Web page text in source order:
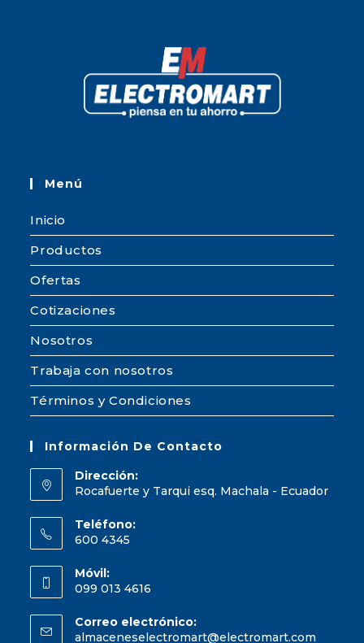
Menú
Inicio
Productos
Ofertas
Cotizaciones
Nosotros
Trabaja con nosotros
Términos y Condiciones
Información De Contacto
Dirección:
Rocafuerte y Tarqui esq. Machala - Ecuador
Teléfono:
600 4345
Móvil:
099 013 4616
Correo electrónico:
almaceneselectromart@electromart.com